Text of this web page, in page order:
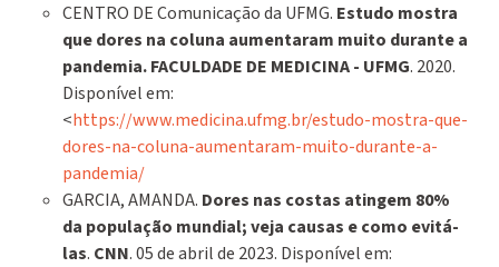
CENTRO DE Comunicação da UFMG. Estudo mostra
que dores na coluna aumentaram muito durante a
pandemia.FACULDADE DE MEDICINA - UFMG. 2020.
Disponível em:
<https://www.medicina.ufmg.br/estudo-mostra-que-
dores-na-coluna-aumentaram-muito-durante-a-
pandemia/
GARCIA, AMANDA. Dores nas costas atingem 80%
da população mundial; veja causas e como evitá-
las. CNN. 05 de abril de 2023. Disponível em: